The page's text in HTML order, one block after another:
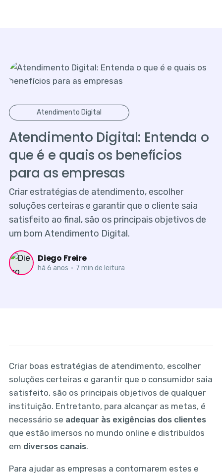
Atendimento Digital
Atendimento Digital: Entenda o
que é e quais os benefícios
para as empresas
Criar estratégias de atendimento, escolher
soluções certeiras e garantir que o cliente saia
satisfeito ao final, são os principais objetivos de
um bom Atendimento Digital.
Diego Freire
há 6 anos • 7 min de leitura
Criar boas estratégias de atendimento, escolher
soluções certeiras e garantir que o consumidor saia
satisfeito, são os principais objetivos de qualquer
instituição. Entretanto, para alcançar as metas, é
necessário se adequar às exigências dos clientes
que estão imersos no mundo online e distribuídos
em diversos canais.
Para ajudar as empresas a contornarem estes e